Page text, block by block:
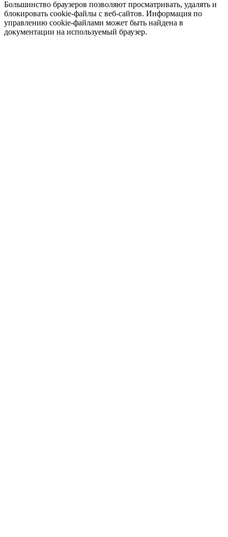
Большинство браузеров позволяют просматривать, удалять и
блокировать cookie-файлы c веб-сайтов. Информация по
управлению cookie-файлами может быть найдена в
документации на используемый браузер.